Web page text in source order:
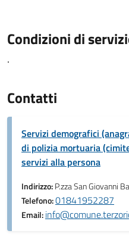
Condizioni di
.
Contatti
Servizi demografici
di polizia mortuaria
servizi alla persona
Indirizzo:P.zza San Giovanni
Telefono:01841952287
Email: